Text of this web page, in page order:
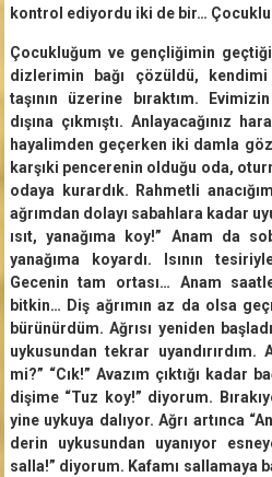
kontrol ediyordu iki de bir…
Çocukluğum ve gençliğimin
dizlerimin bağı çözüldü,
taşının üzerine bıraktım.
dışına çıkmıştı. Anlayacağınız
hayalimden geçerken iki damla
karşıki pencerenin olduğu oda,
odaya kurardık. Rahmetli
ağrımdan dolayı sabahlara kadar
ısıt, yanağıma koy!” Anam da
yanağıma koyardı. Isının
Gecenin tam ortası… Anam
bitkin… Diş ağrımın az da olsa
bürünürdüm. Ağrısı yeniden
uykusundan tekrar uyandırırdım.
mi?” “Cık!” Avazım çıktığı kadar
dişime “Tuz koy!” diyorum.
yine uykuya dalıyor. Ağrı artınca
derin uykusundan uyanıyor
salla!” diyorum. Kafamı sallamaya